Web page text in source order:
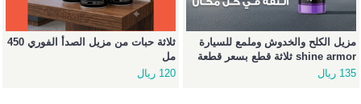
ثلاثة حبات من مزيل الصدأ الفوري 450
مل
120 ريال
مزيل الكلح والخدوش وملمع للسيارة
shine armor ثلاثة قطع بسعر قطعة
135 ريال